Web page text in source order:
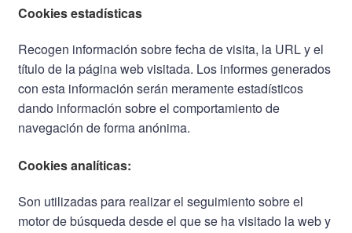
Cookies estadísticas
Recogen información sobre fecha de visita, la URL y el
título de la página web visitada. Los informes generados
con esta información serán meramente estadísticos
dando información sobre el comportamiento de
navegación de forma anónima.
Cookies analíticas:
Son utilizadas para realizar el seguimiento sobre el
motor de búsqueda desde el que se ha visitado la web y